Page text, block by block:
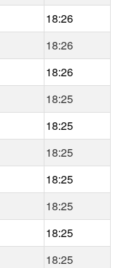
18:26
18:26
18:26
18:25
18:25
18:25
18:25
18:25
18:25
18:25